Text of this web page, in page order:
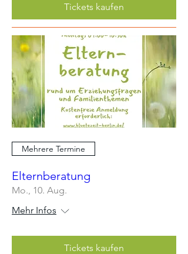
Tickets kaufen
Mehrere Termine
Elternberatung
Mo., 10. Aug.
Mehr Infos
Tickets kaufen